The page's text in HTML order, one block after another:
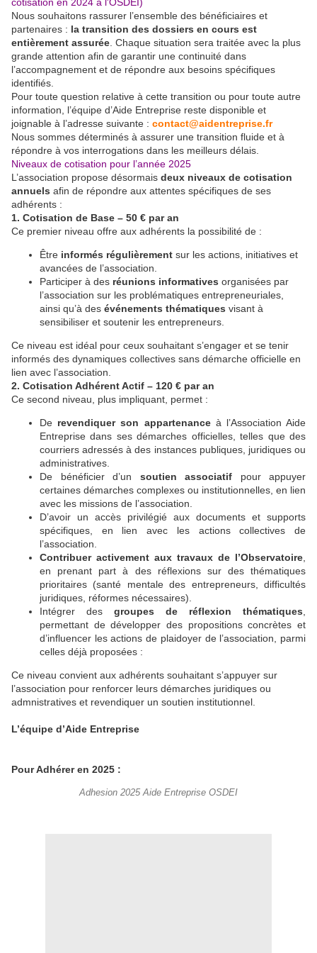
Nous souhaitons rassurer l’ensemble des bénéficiaires et
partenaires : la transition des dossiers en cours est
entièrement assurée . Chaque situation sera traitée avec la plus
grande attention afin de garantir une continuité dans
l’accompagnement et de répondre aux besoins spécifiques
identifiés.
Pour toute question relative à cette transition ou pour toute autre
information, l’équipe d’Aide Entreprise reste disponible et
joignable à l’adresse suivante : contact@aidentreprise.fr
Nous sommes déterminés à assurer une transition fluide et à
répondre à vos interrogations dans les meilleurs délais.
Niveaux de cotisation pour l’année 2025
L’association propose désormais deux niveaux de cotisation
annuels afin de répondre aux attentes spécifiques de ses
adhérents :
1. Cotisation de Base – 50 € par an
Ce premier niveau offre aux adhérents la possibilité de :
Être informés régulièrement sur les actions, initiatives et
avancées de l’association.
Participer à des réunions informatives organisées par
l’association sur les problématiques entrepreneuriales,
ainsi qu’à des événements thématiques visant à
sensibiliser et soutenir les entrepreneurs.
Ce niveau est idéal pour ceux souhaitant s’engager et se tenir
informés des dynamiques collectives sans démarche officielle en
lien avec l’association.
2. Cotisation Adhérent Actif – 120 € par an
Ce second niveau, plus impliquant, permet :
De revendiquer son appartenanceà l’Association Aide
Entreprise dans ses démarches officielles, telles que des
courriers adressés à des instances publiques, juridiques ou
administratives.
De bénéficier d’un soutien associatif pour appuyer
certaines démarches complexes ou institutionnelles, en lien
avec les missions de l’association.
D’avoir un accès privilégié aux documents et supports
spécifiques, en lien avec les actions collectives de
l’association.
Contribuer activement aux travaux de l’Observatoire
en prenant part à des réflexions sur des thématiques
prioritaires (santé mentale des entrepreneurs, difficultés
juridiques, réformes nécessaires).
Intégrer des groupes de réflexion thématiques
permettant de développer des propositions concrètes et
d’influencer les actions de plaidoyer de l’association, parmi
celles déjà proposées :
Ce niveau convient aux adhérents souhaitant s’appuyer sur
l’association pour renforcer leurs démarches juridiques ou
admnistratives et revendiquer un soutien institutionnel.
L’équipe d’Aide Entreprise
Pour Adhérer en 2025 :
Adhesion 2025 Aide Entreprise OSDEI